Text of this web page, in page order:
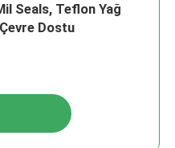
Seals, Teflon Yağ
Dostu